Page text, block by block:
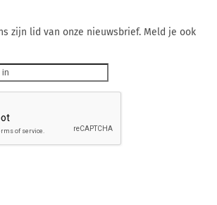
zijn lid van onze nieuwsbrief. Meld je ook